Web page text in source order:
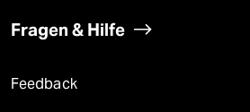
Fragen & Hilfe
Feedback